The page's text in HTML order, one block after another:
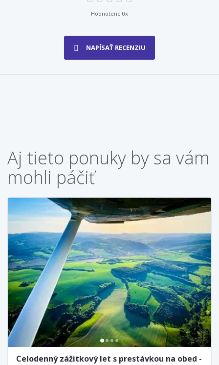
Hodnotené 0x
NAPÍSAŤ RECENZIU
Aj tieto ponuky by sa vám
mohli páčiť
Celodenný zážitkový let s prestávkou na obed -